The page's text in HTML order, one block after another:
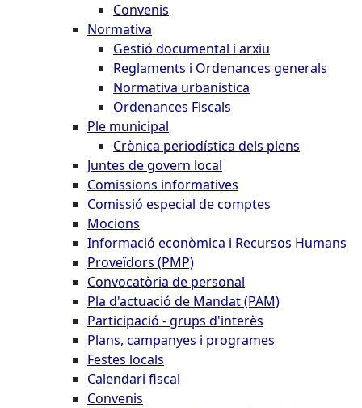
Convenis
Normativa
Gestió documental i arxiu
Reglaments i Ordenances generals
Normativa urbanística
Ordenances Fiscals
Ple municipal
Crònica periodística dels plens
Juntes de govern local
Comissions informatives
Comissió especial de comptes
Mocions
Informació econòmica i Recursos Humans
Proveïdors (PMP)
Convocatòria de personal
Pla d'actuació de Mandat (PAM)
Participació - grups d'interès
Plans, campanyes i programes
Festes locals
Calendari fiscal
Convenis